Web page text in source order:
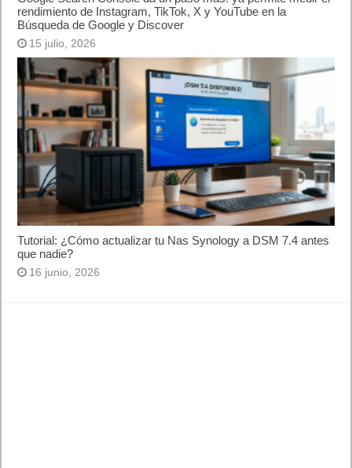
rendimiento de Instagram, TikTok, X y YouTube en la
Búsqueda de Google y Discover
15 julio, 2026
Tutorial: ¿Cómo actualizar tu Nas Synology a DSM 7.4 antes
que nadie?
16 junio, 2026